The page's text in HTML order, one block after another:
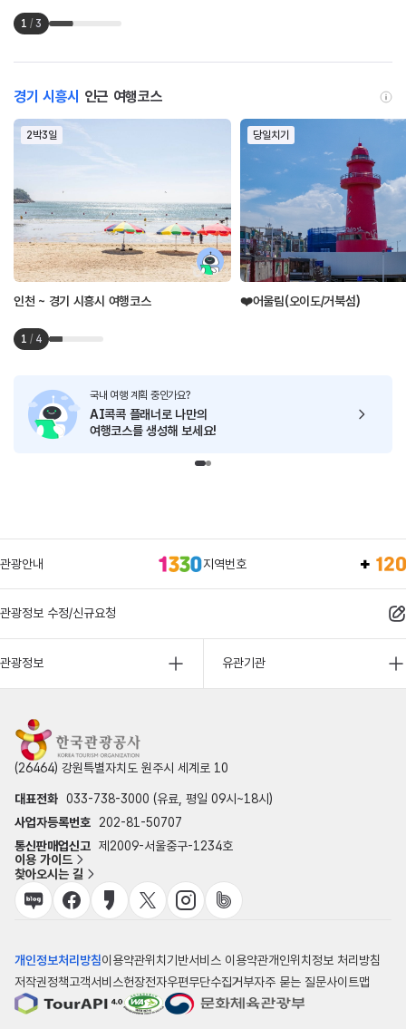
1 / 3
경기 시흥시 인근 여행코스
2박3일
인천 ~ 경기 시흥시 여행코스
당일치기
❤️어울림(오이도/거북섬)
1 / 4
국내 여행 계획 중인가요?
AI콕콕 플래너로 나만의
여행코스를 생성해 보세요!
관광안내 지역번호
관광정보 수정/신규요청
관광정보 유관기관
(26464) 강원특별자치도 원주시 세계로 10
대표전화 033-738-3000 (유료, 평일 09시~18시)
사업자등록번호
202-81-50707
통신판매업신고 제2009-서울중구-1234호
이용 가이드
찾아오시는 길
개인정보처리방침이용약관위치기반서비스 이용약관개인위치정보 처리방침
저작권정책고객서비스헌장전자우편무단수집거부자주 묻는 질문사이트맵